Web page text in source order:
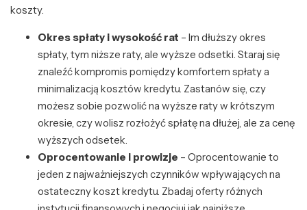
koszty.
Okres spłaty i wysokość rat – Im dłuższy okres
spłaty, tym niższe raty, ale wyższe odsetki. Staraj się
znaleźć kompromis pomiędzy komfortem spłaty a
minimalizacją kosztów kredytu. Zastanów się, czy
możesz sobie pozwolić na wyższe raty w krótszym
okresie, czy wolisz rozłożyć spłatę na dłużej, ale za cenę
wyższych odsetek.
Oprocentowanie i prowizje – Oprocentowanie to
jeden z najważniejszych czynników wpływających na
ostateczny koszt kredytu. Zbadaj oferty różnych